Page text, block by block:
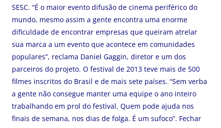
SESC. “É o maior evento difusão de cinema periférico do
mundo, mesmo assim a gente encontra uma enorme
dificuldade de encontrar empresas que queiram atrelar
sua marca a um evento que acontece em comunidades
populares”, reclama Daniel Gaggin, diretor e um dos
parceiros do projeto. O festival de 2013 teve mais de 500
filmes inscritos do Brasil e de mais sete países. “Sem verba
a gente não consegue manter uma equipe o ano inteiro
trabalhando em prol do festival. Quem pode ajuda nos
finais de semana, nos dias de folga. É um sufoco”. Fechar